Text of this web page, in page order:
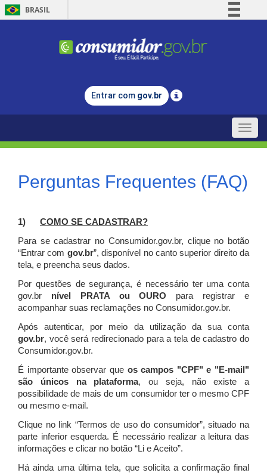
BRASIL
Comunica BR
Legislação
Entrar com gov.br
Toggle
Perguntas Frequentes (FAQ)
1) COMO SE CADASTRAR?
Para se cadastrar no Consumidor.gov.br, clique no botão
“Entrar com gov.br”, disponível no canto superior direito da
tela, e preencha seus dados.
Por questões de segurança, é necessário ter uma conta
gov.br nível PRATA ou OURO para registrar e
acompanhar suas reclamações no Consumidor.gov.br.
Após autenticar, por meio da utilização da sua conta
gov.br, você será redirecionado para a tela de cadastro do
Consumidor.gov.br.
É importante observar que os campos "CPF" e "E-mail"
são únicos na plataforma, ou seja, não existe a
possibilidade de mais de um consumidor ter o mesmo CPF
ou mesmo e-mail.
Clique no link “Termos de uso do consumidor”, situado na
parte inferior esquerda. É necessário realizar a leitura das
informações e clicar no botão “Li e Aceito”.
Há ainda uma última tela, que solicita a confirmação final